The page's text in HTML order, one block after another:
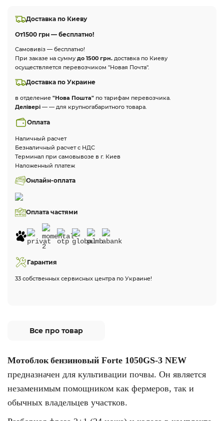
Доставка по Киеву
От1500 грн — бесплатно!
Самовивіз — бесплатно!
При заказе на сумму до 1500 грн. доставка по Киеву
осуществляется перевозчиком "Новая Почта".
Доставка по Украине
в отделение "Нова Пошта" по тарифам перевозчика.
Делівері — — для крупногабаритного товара.
Оплата
Наличный расчет
Безналичный расчет с НДС
Терминал при самовывозе в г. Киев
Наложенный платеж
Онлайн-оплата
Оплата частями
Гарантия
33 собственных сервисных центра по Украине!
Все про товар
Мотоблок бензиновый Forte 1050GS-3 NEW
предназначен для культивации почвы. Он является
незаменимым помощником как фермеров, так и
обычных владельцев участков.